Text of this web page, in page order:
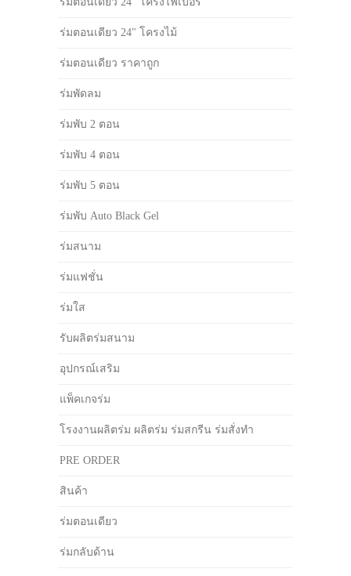
ร่มตอนเดียว 24" โครงไม้
ร่มตอนเดียว ราคาถูก
ร่มพัดลม
ร่มพับ 2 ตอน
ร่มพับ 4 ตอน
ร่มพับ 5 ตอน
ร่มพับ Auto Black Gel
ร่มสนาม
ร่มแฟชั่น
ร่มใส
รับผลิตร่มสนาม
อุปกรณ์เสริม
แพ็คเกจร่ม
โรงงานผลิตร่ม ผลิตร่ม ร่มสกรีน ร่มสั่งทำ
PRE ORDER
สินค้า
ร่มตอนเดียว
ร่มกลับด้าน